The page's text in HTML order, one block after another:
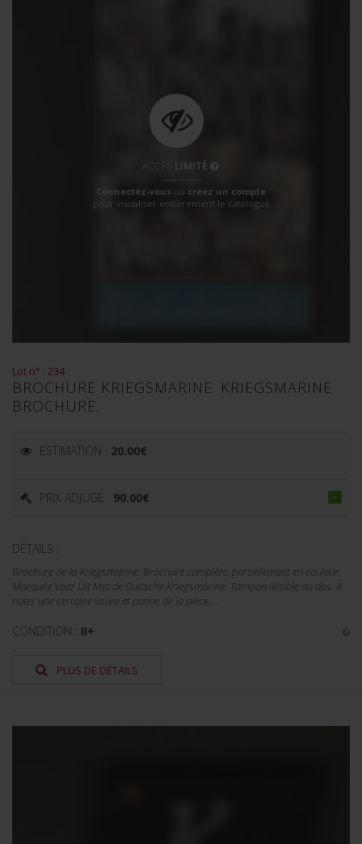
LIMITÉ
Connectez-vous ou créez un compte
pour visualiser entièrement le catalogue
Lot n° : 234
BROCHURE KRIEGSMARINE. KRIEGSMARINE
BROCHURE.
ESTIMATION : 20.00€
PRIX ADJUGÉ : 90.00€
DÉTAILS :
Brochure de la Kriegsmarine. Brochure complète, partiellement en couleur.
Marquée Vaar Uit Met de Duitsche Kriegsmarine. Tampon illisible au dos. A
noter une certaine usure et patine de la pièce....
CONDITION : II+
PLUS DE DÉTAILS